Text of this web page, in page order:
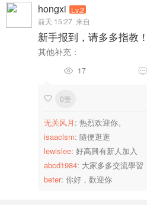
hongxi Lv.2
前天 15:27 来自
新手报到，请多多指教！
其他补充：
 17 
 0赞
无关风月 : 热烈欢迎你。
isaaclsm: 隨便逛逛
lewislee: 好高興有新人加入
abcd1984: 大家多多交流學習
beter: 你好，歡迎你